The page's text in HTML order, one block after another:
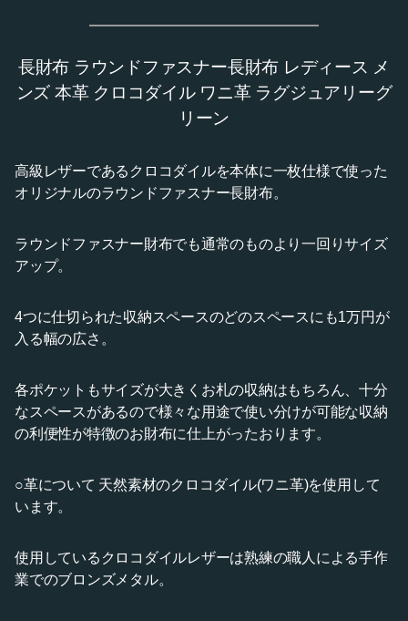
長財布 ラウンドファスナー長財布 レディース メ
ンズ 本革 クロコダイル ワニ革 ラグジュアリーグ
リーン
高級レザーであるクロコダイルを本体に一枚仕様で使った
オリジナルのラウンドファスナー長財布。
ラウンドファスナー財布でも通常のものより一回りサイズ
アップ。
4つに仕切られた収納スペースのどのスペースにも1万円が
入る幅の広さ。
各ポケットもサイズが大きくお札の収納はもちろん、十分
なスペースがあるので様々な用途で使い分けが可能な収納
の利便性が特徴のお財布に仕上がったおります。
○革について 天然素材のクロコダイル(ワニ革)を使用して
います。
使用しているクロコダイルレザーは熟練の職人による手作
業でのブロンズメタル。